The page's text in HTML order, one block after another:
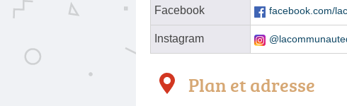
Facebook facebook.com/
Instagram
Plan et adresse